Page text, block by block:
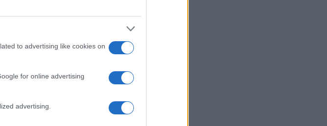
to advertising like cookies on
for online advertising
advertising.